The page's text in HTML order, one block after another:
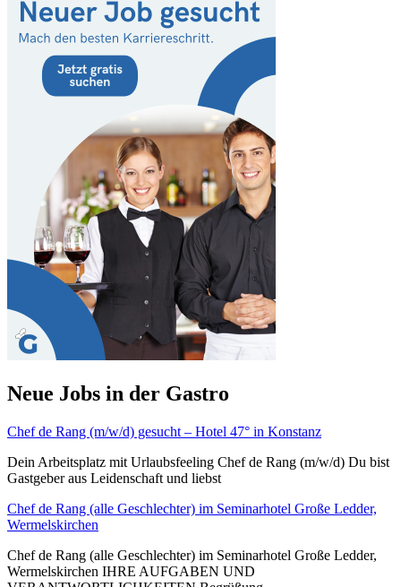
Neue Jobs in der Gastro
Chef de Rang (m/w/d) gesucht – Hotel 47° in Konstanz
Dein Arbeitsplatz mit Urlaubsfeeling Chef de Rang (m/w/d) Du bist
Gastgeber aus Leidenschaft und liebst
Chef de Rang (alle Geschlechter) im Seminarhotel Große Ledder,
Wermelskirchen
Chef de Rang (alle Geschlechter) im Seminarhotel Große Ledder,
Wermelskirchen IHRE AUFGABEN UND